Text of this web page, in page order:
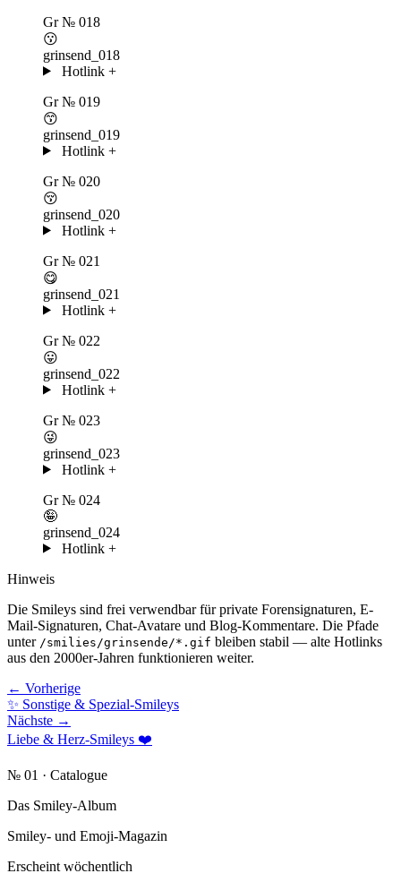
Gr № 018
😗
grinsend_018
Hotlink +
Gr № 019
😙
grinsend_019
Hotlink +
Gr № 020
😚
grinsend_020
Hotlink +
Gr № 021
😋
grinsend_021
Hotlink +
Gr № 022
😛
grinsend_022
Hotlink +
Gr № 023
😜
grinsend_023
Hotlink +
Gr № 024
🤪
grinsend_024
Hotlink +
Hinweis
Die Smileys sind frei verwendbar für private Forensignaturen, E-
Mail-Signaturen, Chat-Avatare und Blog-Kommentare. Die Pfade
unter /smilies/grinsende/*.gif bleiben stabil — alte Hotlinks
aus den 2000er-Jahren funktionieren weiter.
← Vorherige
✨ Sonstige & Spezial-Smileys
Nächste →
Liebe & Herz-Smileys ❤️
№ 01 · Catalogue
Das Smiley-Album
Smiley- und Emoji-Magazin
Erscheint wöchentlich